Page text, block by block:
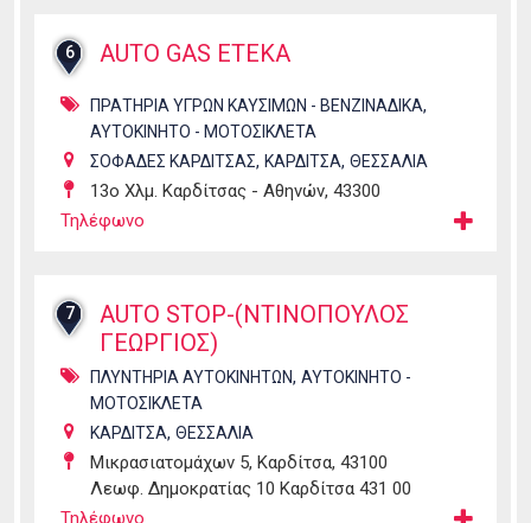
6 AUTO GAS ETEKA
ΠΡΑΤΗΡΙΑ ΥΓΡΩΝ ΚΑΥΣΙΜΩΝ - ΒΕΝΖΙΝΑΔΙΚΑ,
ΑΥΤΟΚΙΝΗΤΟ - ΜΟΤΟΣΙΚΛΕΤΑ
ΣΟΦΑΔΕΣ ΚΑΡΔΙΤΣΑΣ, ΚΑΡΔΙΤΣΑ, ΘΕΣΣΑΛΙΑ
13ο Χλμ. Καρδίτσας - Αθηνών, 43300
Τηλέφωνο
7
AUTO STOP-(ΝΤΙΝΟΠΟΥΛΟΣ
ΓΕΩΡΓΙΟΣ)
ΠΛΥΝΤΗΡΙΑ ΑΥΤΟΚΙΝΗΤΩΝ, ΑΥΤΟΚΙΝΗΤΟ -
ΜΟΤΟΣΙΚΛΕΤΑ
ΚΑΡΔΙΤΣΑ, ΘΕΣΣΑΛΙΑ
Μικρασιατομάχων 5, Καρδίτσα, 43100
Λεωφ. Δημοκρατίας 10 Καρδίτσα 431 00
Τηλέφωνο